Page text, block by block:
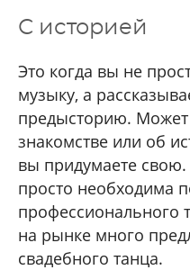
С историей
Это когда вы не
музыку, а
предысторию.
знакомстве или об
вы придумаете свою.
просто необходима
профессионального
на рынке много
свадебного танца.